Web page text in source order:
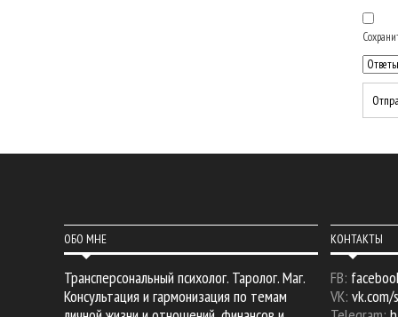
ОБО МНЕ
Трансперсональный психолог. Таролог. Маг.
Консультация и гармонизация по темам
КОНТАКТЫ
FB:
VK: vk.com/